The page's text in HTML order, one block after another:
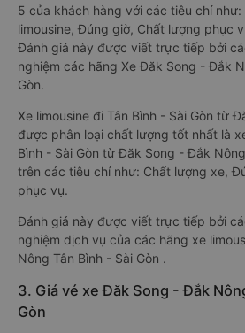
5 của khách hàng với các tiêu chí
limousine, Đúng giờ, Chất lượng phục
Đánh giá này được viết trực tiếp bởi
nghiệm các hãng Xe Đăk Song - Đắk
Gòn.
Xe limousine đi Tân Bình - Sài Gòn từ
được phân loại chất lượng tốt nhất là
Bình - Sài Gòn từ Đăk Song - Đắk
trên các tiêu chí như: Chất lượng xe,
phục vụ.
Đánh giá này được viết trực tiếp bởi
nghiệm dịch vụ của các hãng xe
Nông Tân Bình - Sài Gòn .
3. Giá vé xe Đăk Song - Đắk
Gòn